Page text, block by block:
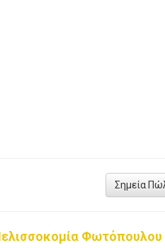
Σημεία
Φωτόπουλου